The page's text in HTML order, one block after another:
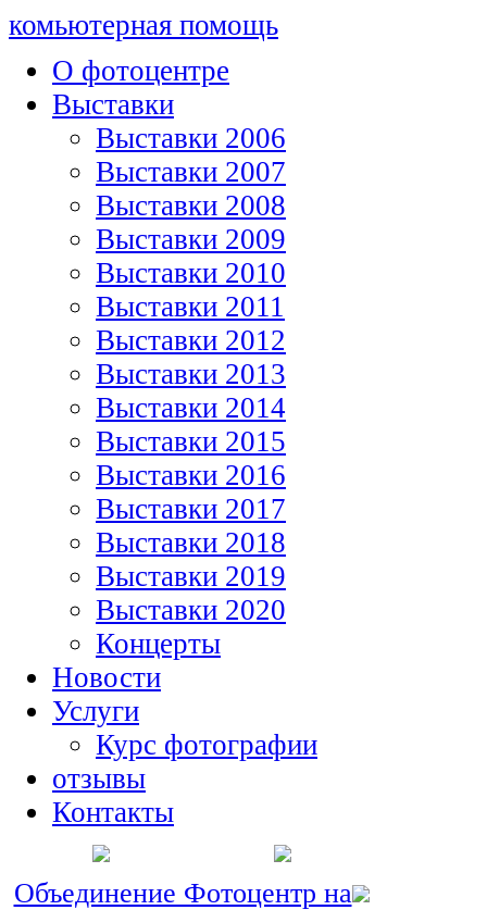
комьютерная помощь
О фотоцентре
Выставки
Выставки 2006
Выставки 2007
Выставки 2008
Выставки 2009
Выставки 2010
Выставки 2011
Выставки 2012
Выставки 2013
Выставки 2014
Выставки 2015
Выставки 2016
Выставки 2017
Выставки 2018
Выставки 2019
Выставки 2020
Концерты
Новости
Услуги
Курс фотографии
отзывы
Контакты
Объединение Фотоцентр на